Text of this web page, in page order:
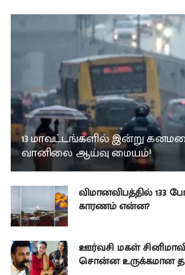
13 மாவட்டங்களில் இன்று
வானிலை ஆய்வு மையம்!
விமானவிபத்தில் 133
காரணம் என்ன?
ஊர்வசி மகள்
சொன்ன உருக்கமான